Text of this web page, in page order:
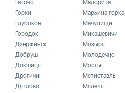
Гатово
Горки
Глубокое
Городок
Дзержинск
Добруш
Докшицы
Дрогичин
Дятлово
Малорита
Марьина горка
Мачулищи
Микашевичи
Мозырь
Молодечно
Мосты
Мстиставль
Мядель